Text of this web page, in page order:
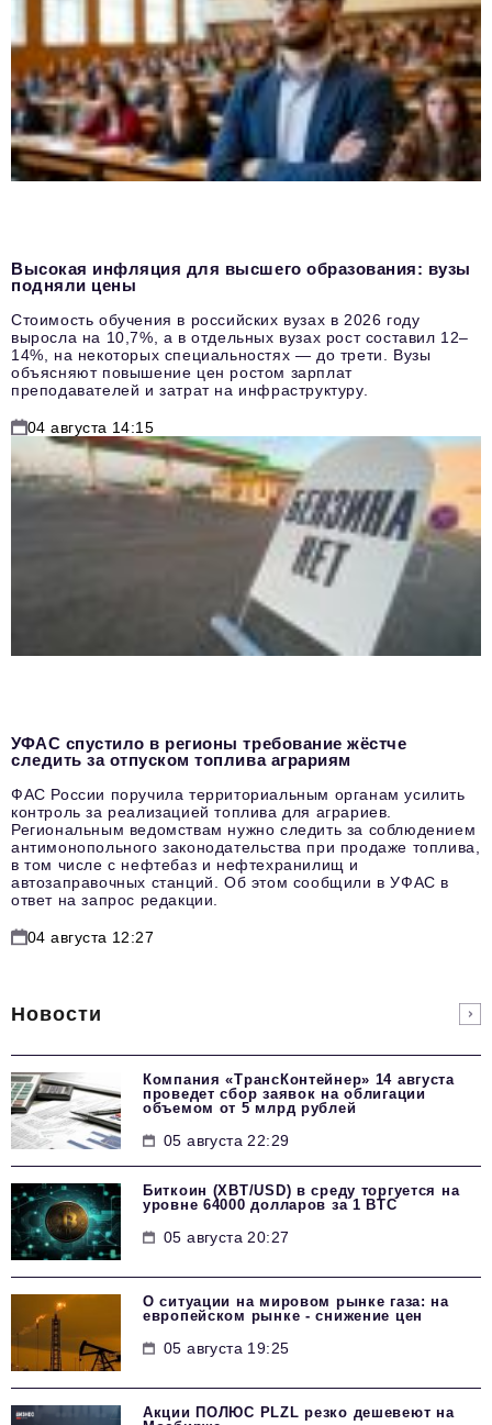
Высокая инфляция для высшего образования: вузы
подняли цены
Стоимость обучения в российских вузах в 2026 году
выросла на 10,7%, а в отдельных вузах рост составил 12–
14%, на некоторых специальностях — до трети. Вузы
объясняют повышение цен ростом зарплат
преподавателей и затрат на инфраструктуру.
04 августа 14:15
УФАС спустило в регионы требование жёстче
следить за отпуском топлива аграриям
ФАС России поручила территориальным органам усилить
контроль за реализацией топлива для аграриев.
Региональным ведомствам нужно следить за соблюдением
антимонопольного законодательства при продаже топлива,
в том числе с нефтебаз и нефтехранилищ и
автозаправочных станций. Об этом сообщили в УФАС в
ответ на запрос редакции.
04 августа 12:27
Новости
Компания «ТрансКонтейнер» 14 августа
проведет сбор заявок на облигации
объемом от 5 млрд рублей
05 августа 22:29
Биткоин (XBT/USD) в среду торгуется на
уровне 64000 долларов за 1 BTC
05 августа 20:27
О ситуации на мировом рынке газа: на
европейском рынке - снижение цен
05 августа 19:25
Акции ПОЛЮС PLZL резко дешевеют на